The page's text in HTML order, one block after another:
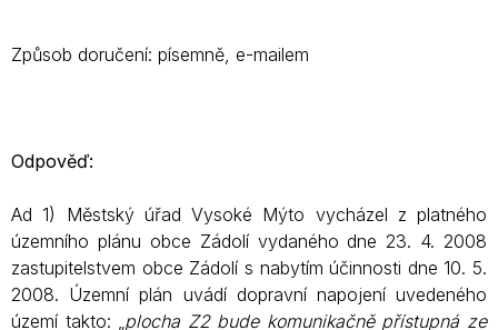
Způsob doručení: písemně, e-mailem
Odpověď:
Ad 1) Městský úřad Vysoké Mýto vycházel z platného
územního plánu obce Zádolí vydaného dne 23. 4. 2008
zastupitelstvem obce Zádolí s nabytím účinnosti dne 10. 5.
2008. Územní plán uvádí dopravní napojení uvedeného
území takto: „plocha Z2 bude komunikačně přístupná ze